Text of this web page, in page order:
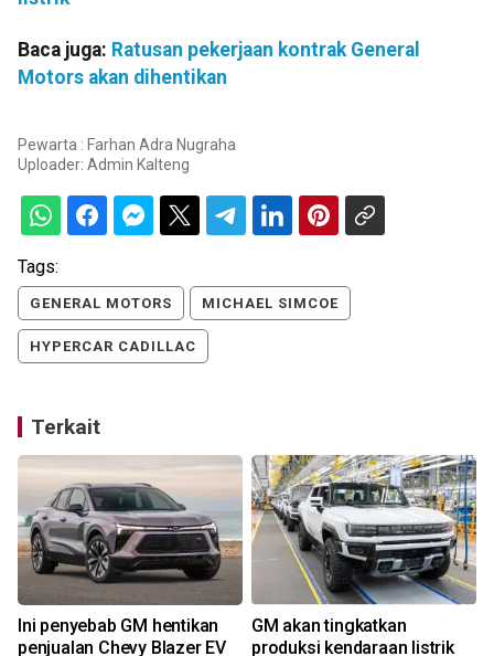
Baca juga: Ratusan pekerjaan kontrak General
Motors akan dihentikan
Pewarta : Farhan Adra Nugraha
Uploader: Admin Kalteng
Tags:
GENERAL MOTORS MICHAEL SIMCOE
HYPERCAR CADILLAC
Terkait
Ini penyebab GM hentikan
penjualan Chevy Blazer EV
GM akan tingkatkan
produksi kendaraan listrik